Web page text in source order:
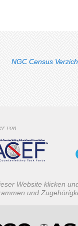
NGC Census
von
Website klicken
und